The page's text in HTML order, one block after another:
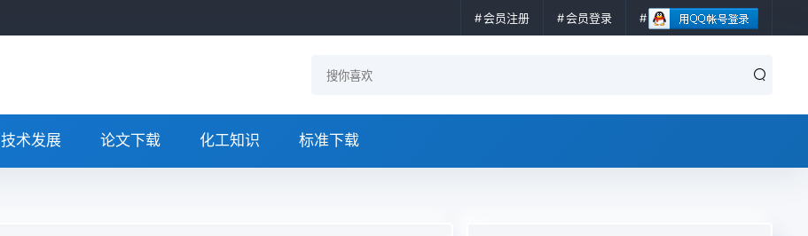
会员注册 会员登录
技术发展 论文下载 化工知识 标准下载